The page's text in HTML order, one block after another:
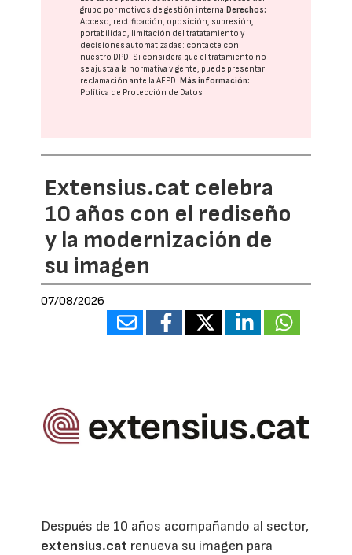
grupo por motivos de gestión interna. Derechos:
Acceso, rectificación, oposición, supresión,
portabilidad, limitación del tratatamiento y
decisiones automatizadas: contacte con
nuestro DPD. Si considera que el tratamiento no
se ajusta a la normativa vigente, puede presentar
reclamación ante laAEPD. Más información:
Política de Protección de Datos
Extensius.cat celebra
10 años con el rediseño
y la modernización de
su imagen
07/08/2026
Después de 10 años acompañando al sector,
extensius.cat renueva su imagen para